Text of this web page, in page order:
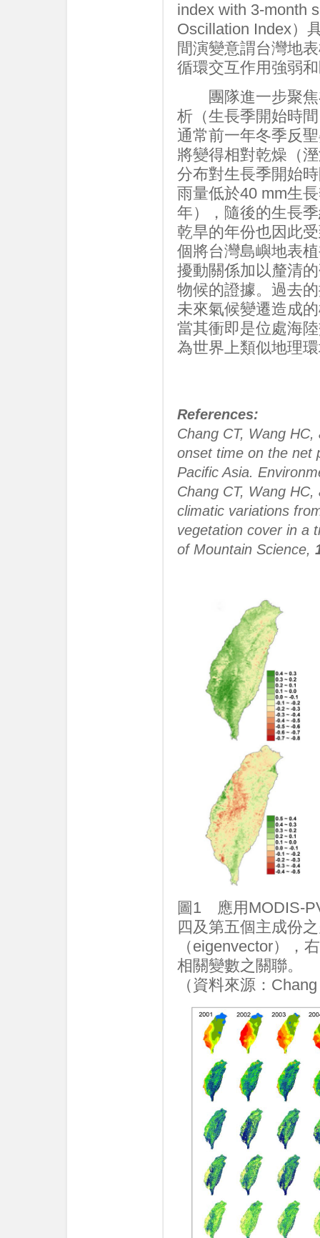
index with 3-month
Oscillation Index）
間演變意謂台灣地
循環交互作用強弱
團隊進一步聚焦
析（生長季開始時
通常前一年冬季反
將變得相對乾燥（
分布對生長季開始
雨量低於40 mm生
年），隨後的生長
乾旱的年份也因此
個將台灣島嶼地表
擾動關係加以釐清
物候的證據。過去
未來氣候變遷造成
當其衝即是位處海
為世界上類似地理
References:
Chang CT, Wang
onset time on the net
Pacific Asia.
Chang CT, Wang
climatic variations
vegetation cover in a
of Mountain Science,
圖1 應用MODIS-
四及第五個主成份
（eigenvector），
相關變數之關聯。
（資料來源：